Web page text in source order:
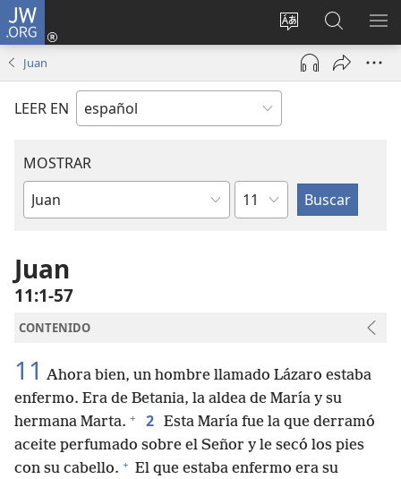
JW.ORG
Cambiar
idioma
del sitio
Iniciar
sesión
(abre
nueva
en
jw.org
Juan
LEER EN
MOSTRAR
Libro
Biblia
Capítulo
Juan
11:1-57
CONTENIDO
11 Ahora bien, un hombre llamado Lázaro estaba
enfermo. Era de Betania, la aldea de María y su
hermana Marta. + 2 Esta María fue la que derramó
aceite perfumado sobre el Señor y le secó los pies
con su cabello. + El que estaba enfermo era su